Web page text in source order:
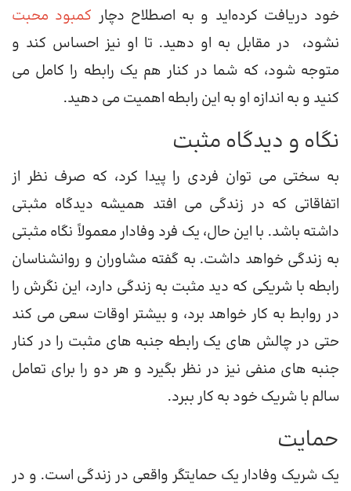
خود دریافت کرده‌اید و به اصطلاح دچار کمبود محبت
نشود، در مقابل به او دهید. تا او نیز احساس کند و
متوجه شود، که شما در کنار هم یک رابطه را کامل می
کنید و به اندازه او به این رابطه اهمیت می دهید.
نگاه و دیدگاه مثبت
به سختی می توان فردی را پیدا کرد، که صرف نظر از
اتفاقاتی که در زندگی می افتد همیشه دیدگاه مثبتی
داشته باشد. با این حال، یک فرد وفادار معمولاً نگاه مثبتی
به زندگی خواهد داشت. به گفته مشاوران و روانشناسان
رابطه با شریکی که دید مثبت به زندگی دارد، این نگرش را
در روابط به کار خواهد برد، و بیشتر اوقات سعی می کند
حتی در چالش های یک رابطه جنبه های مثبت را در کنار
جنبه های منفی نیز در نظر بگیرد و هر دو را برای تعامل
سالم با شریک خود به کار ببرد.
حمایت
یک شریک وفادار یک حمایتگر واقعی در زندگی است. و در